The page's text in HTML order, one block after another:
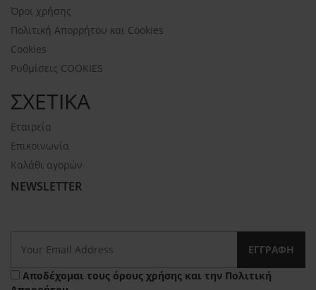
Όροι χρήσης
Πολιτική Απορρήτου και Cookies
Cookies
Ρυθμίσεις COOKIES
ΣΧΕΤΙΚΑ
Εταιρεία
Επικοινωνία
Καλάθι αγορών
NEWSLETTER
ΕΓΓΡΑΦΉ
Αποδέχομαι τους όρους χρήσης και την Πολιτική